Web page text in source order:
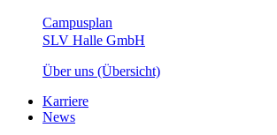
Campusplan
SLV Halle GmbH
Über uns (Übersicht)
Karriere
News